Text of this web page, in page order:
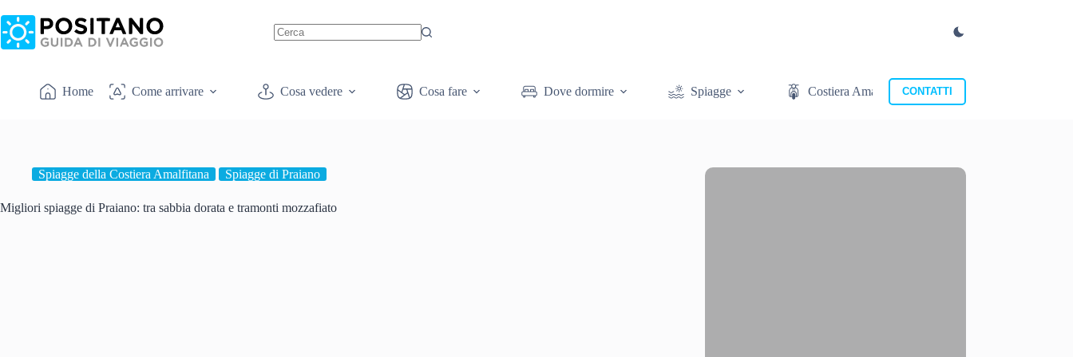
al
contenuto
Home Come arrivare Cosa vedere Cosa fare Dove dormire Spiagge Costiera AmalfitanaCONTATTI
Spiagge della Costiera Amalfitana Spiagge di Praiano
Migliori spiagge di Praiano: tra sabbia dorata e tramonti mozzafiato